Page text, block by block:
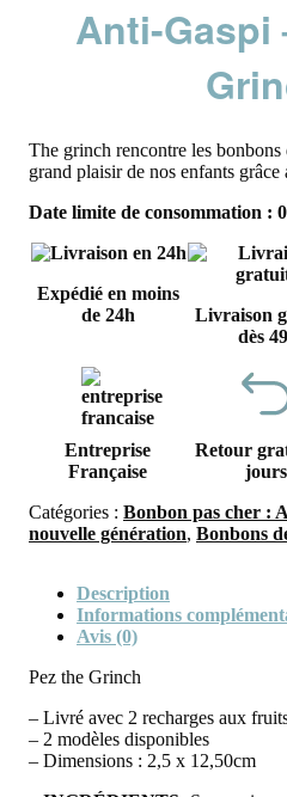
Anti-Gaspi
The grinch rencontre les
grand plaisir de nos enfants
Date limite de consommation :
Expédié en moins
de 24h
Livraison
dès
Entreprise
Française
Retour
jours
Catégories : Bonbon pas cher :
nouvelle génération, Bonbons
Description
Informations
Avis (0)
Pez the Grinch
– Livré avec 2 recharges aux
– 2 modèles disponibles
– Dimensions : 2,5 x 12,50cm